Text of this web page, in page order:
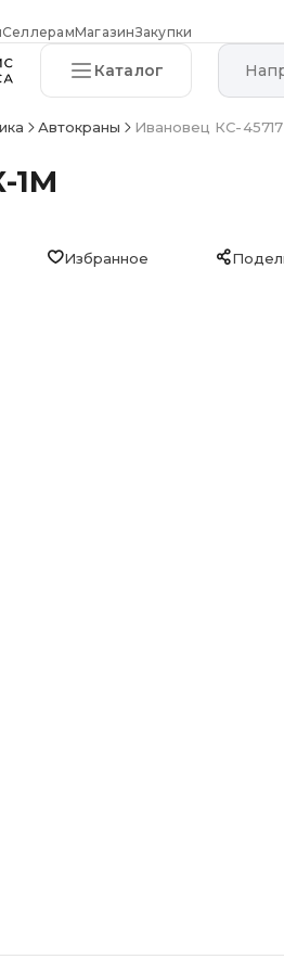
СеллерамМагазинЗакупки
Каталог
Автокраны Ивановец КС-
1М
Избранное